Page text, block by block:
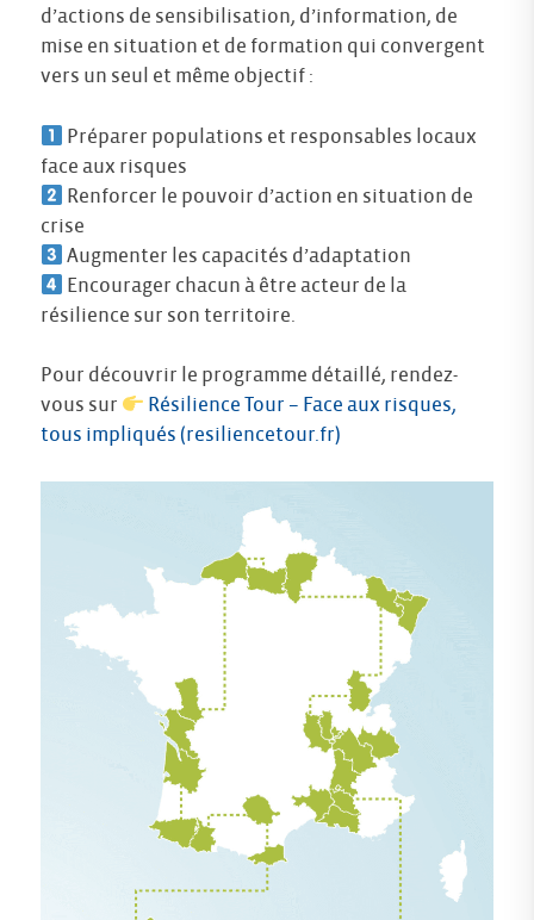
d’actions de sensibilisation, d’information, de
mise en situation et de formation qui convergent
vers un seul et même objectif :
Préparer populations et responsables locaux
face aux risques
Renforcer le pouvoir d’action en situation de
crise
Augmenter les capacités d’adaptation
Encourager chacun à être acteur de la
résilience sur son territoire.
Pour découvrir le programme détaillé, rendez-
vous sur
Résilience Tour – Face aux risques,
tous impliqués (resiliencetour.fr)